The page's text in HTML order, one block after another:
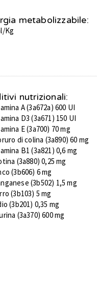
metabolizzabile:
Kg
nutrizionali:
A (3a672a) 600 UI
D3 (3a671) 150 UI
E (3a700) 70 mg
di colina (3a890) 60 mg
B1 (3a821) 0,6 mg
(3a880) 0,25 mg
(3b606) 6 mg
(3b502) 1,5 mg
(3b103) 5 mg
(3b201) 0,35 mg
(3a370) 600 mg